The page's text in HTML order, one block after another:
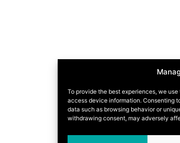
To provide the best experiences, we
access device information. Consenting
data such as browsing behavior or
withdrawing consent, may adversely